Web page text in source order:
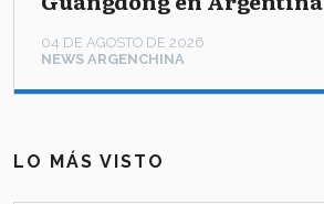
NEWS ARGENCHINA
04 DE AGOSTO DE 2026
LO MÁS VISTO